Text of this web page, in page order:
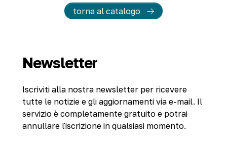
torna al catalogo
Newsletter
Iscriviti alla nostra newsletter per ricevere
tutte le notizie e gli aggiornamenti via e-mail. Il
servizio è completamente gratuito e potrai
annullare l'iscrizione in qualsiasi momento.